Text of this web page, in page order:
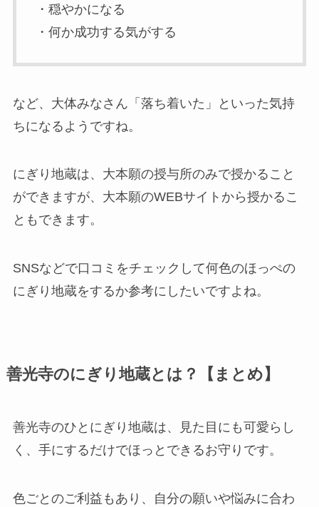
・穏やかになる
・何か成功する気がする
など、大体みなさん「落ち着いた」といった気持
ちになるようですね。
にぎり地蔵は、大本願の授与所のみで授かること
ができますが、大本願のWEBサイトから授かるこ
ともできます。
SNSなどで口コミをチェックして何色のほっぺの
にぎり地蔵をするか参考にしたいですよね。
善光寺のにぎり地蔵とは？【まとめ】
善光寺のひとにぎり地蔵は、見た目にも可愛らし
く、手にするだけでほっとできるお守りです。
色ごとのご利益もあり、自分の願いや悩みに合わ